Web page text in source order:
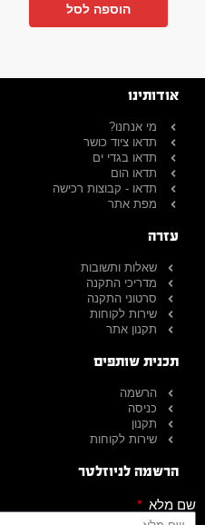
הוספה לסל
אודותינו
מי אנחנו?
תדאו ציוד כושר
תדאו בגדי ים
תדאו הום
תדאו - קבוצות רכישה
מפת אתר
עזרה
שאלות ותשובות
מדריכי התקנה
סרטוני התקנה
שירות לקוחות
תקנון אתר
תכנית שותפים
הרשמה
כניסה
תקנון
שירות לקוחות
הרשמה לניוזלטר
שם מלא